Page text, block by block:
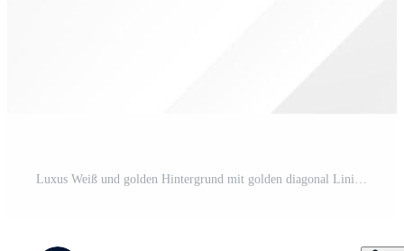
Luxus Weiß und golden Hintergrund mit golden diagonal Linien zum verwenden wie ein Design Hintergrund Pro Vektor